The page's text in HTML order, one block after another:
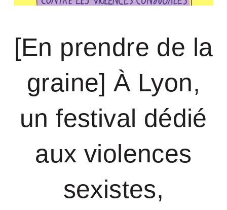
[En prendre de la
graine] À Lyon,
un festival dédié
aux violences
sexistes,